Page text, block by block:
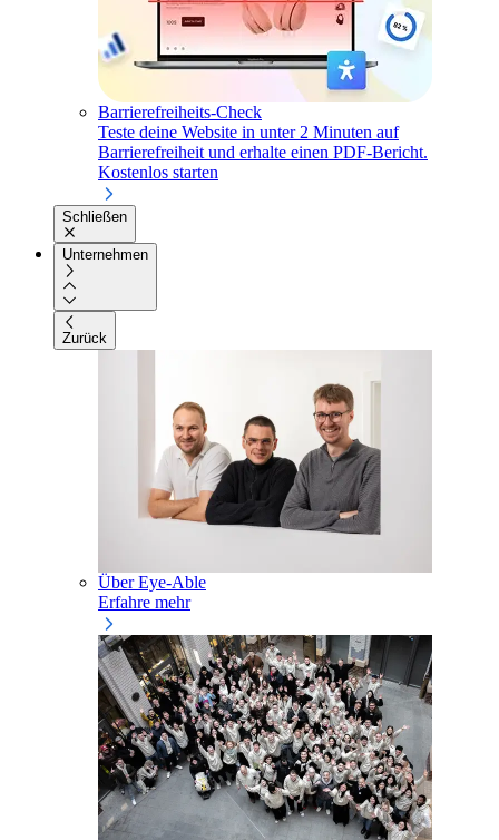
Barrierefreiheits-Check
Teste deine Website in unter 2 Minuten auf
Barrierefreiheit und erhalte einen PDF-Bericht.
Kostenlos starten
Schließen
Unternehmen
Zurück
Über Eye-Able
Erfahre mehr